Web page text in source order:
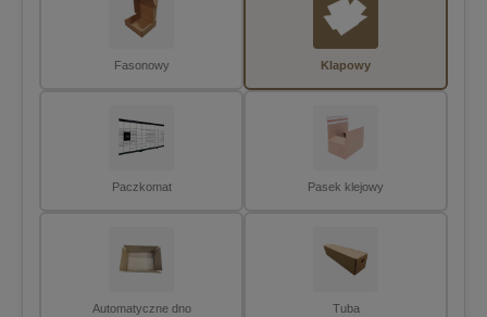
Fasonowy Klapowy
Paczkomat Pasek klejowy
Automatyczne dno Tuba